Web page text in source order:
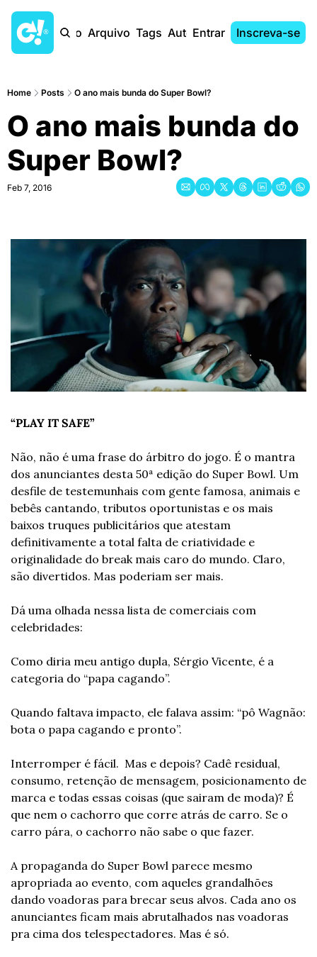
Início Arquivo Tags AutoresEntrar Inscreva-se
Home Posts O ano mais bunda do Super Bowl?
O ano mais bunda do
Super Bowl?
Feb 7, 2016
“PLAY IT SAFE”
Não, não é uma frase do árbitro do jogo. É o mantra
dos anunciantes desta 50ª edição do Super Bowl. Um
desfile de testemunhais com gente famosa, animais e
bebês cantando, tributos oportunistas e os mais
baixos truques publicitários que atestam
definitivamente a total falta de criatividade e
originalidade do break mais caro do mundo. Claro,
são divertidos. Mas poderiam ser mais.
Dá uma olhada nessa lista de comerciais com
celebridades:
Como diria meu antigo dupla, Sérgio Vicente, é a
categoria do “papa cagando”.
Quando faltava impacto, ele falava assim: “pô Wagnão:
bota o papa cagando e pronto”.
Interromper é fácil.  Mas e depois? Cadê residual,
consumo, retenção de mensagem, posicionamento de
marca e todas essas coisas (que sairam de moda)? É
que nem o cachorro que corre atrás de carro. Se o
carro pára, o cachorro não sabe o que fazer.
A propaganda do Super Bowl parece mesmo
apropriada ao evento, com aqueles grandalhões
dando voadoras para brecar seus alvos. Cada ano os
anunciantes ficam mais abrutalhados nas voadoras
pra cima dos telespectadores. Mas é só.